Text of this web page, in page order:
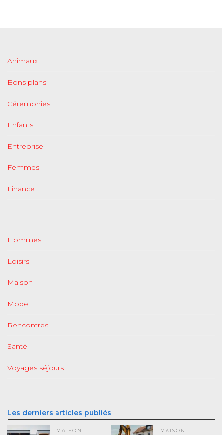
Animaux
Bons plans
Céremonies
Enfants
Entreprise
Femmes
Finance
Hommes
Loisirs
Maison
Mode
Rencontres
Santé
Voyages séjours
Les derniers articles publiés
MAISON MAISON